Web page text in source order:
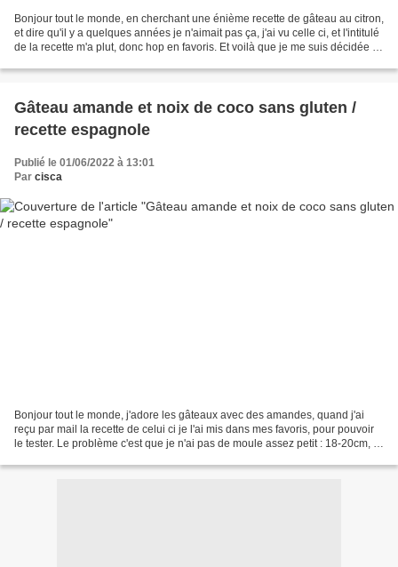
Bonjour tout le monde, en cherchant une énième recette de gâteau au citron,
et dire qu'il y a quelques années je n'aimait pas ça, j'ai vu celle ci, et l'intitulé
de la recette m'a plut, donc hop en favoris. Et voilà que je me suis décidée à
Gâteau amande et noix de coco sans gluten /
recette espagnole
Publié le 01/06/2022 à 13:01
Par cisca
Bonjour tout le monde, j'adore les gâteaux avec des amandes, quand j'ai
reçu par mail la recette de celui ci je l'ai mis dans mes favoris, pour pouvoir
le tester. Le problème c'est que je n'ai pas de moule assez petit : 18-20cm, et